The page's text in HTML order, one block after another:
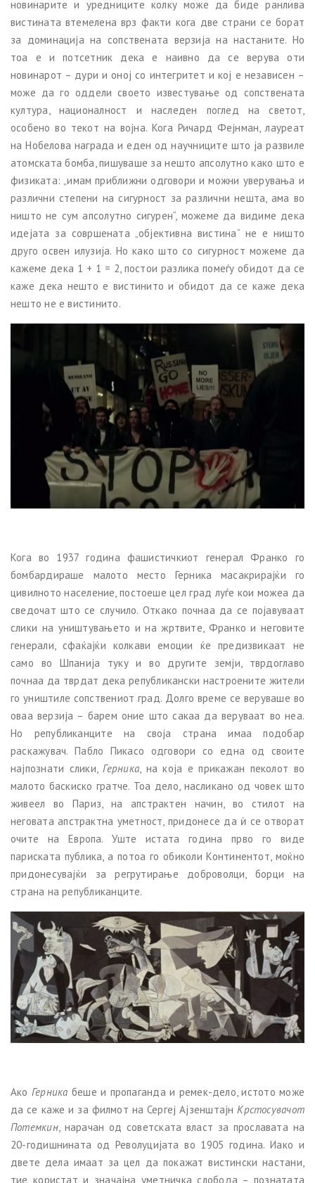
новинарите и уредниците колку може да биде ранлива
вистината втемелена врз факти кога две страни се борат
за доминација на сопствената верзија на настаните. Но
тоа е и потсетник дека е наивно да се верува оти
новинарот – дури и оној со интегритет и кој е независен –
може да го оддели своето известување од сопствената
култура, националност и наследен поглед на светот,
особено во текот на војна. Кога Ричард Фејнман, лауреат
на Нобелова награда и еден од научниците што ја развиле
атомската бомба, пишуваше за нешто апсолутно како што е
физиката: „имам приближни одговори и можни уверувања и
различни степени на сигурност за различни нешта, ама во
ништо не сум апсолутно сигурен“, можеме да видиме дека
идејата за совршената „објективна вистина“ не е ништо
друго освен илузија. Но како што со сигурност можеме да
кажеме дека 1 + 1 = 2, постои разлика помеѓу обидот да се
каже дека нешто е вистинито и обидот да се каже дека
нешто не е вистинито.
Кога во 1937 година фашистичкиот генерал Франко го
бомбардираше малото место Герника масакрирајќи го
цивилното население, постоеше цел град луѓе кои можеа да
сведочат што се случило. Откако почнаа да се појавуваат
слики на уништувањето и на жртвите, Франко и неговите
генерали, сфаќајќи колкави емоции ќе предизвикаат не
само во Шпанија туку и во другите земји, тврдоглаво
почнаа да тврдат дека републикански настроените жители
го уништиле сопствениот град. Долго време се веруваше во
оваа верзија – барем оние што сакаа да веруваат во неа.
Но републиканците на своја страна имаа подобар
раскажувач. Пабло Пикасо одговори со една од своите
најпознати слики,Герника, на која е прикажан пеколот во
малото баскиско гратче. Тоа дело, насликано од човек што
живеел во Париз, на апстрактен начин, во стилот на
неговата апстрактна уметност, придонесе да ѝ се отворат
очите на Европа. Уште истата година прво го виде
париската публика, а потоа го обиколи Континентот, моќно
придонесувајќи за регрутирање доброволци, борци на
страна на републиканците.
Ако Герника беше и пропаганда и ремек-дело, истото може
да се каже и за филмот на Сергеј АјзенштајнКрстосувачот
Потемкин, нарачан од советската власт за прославата на
20-годишнината од Револуцијата во 1905 година. Иако и
двете дела имаат за цел да покажат вистински настани,
тие користат и значајна уметничка слобода – познатата